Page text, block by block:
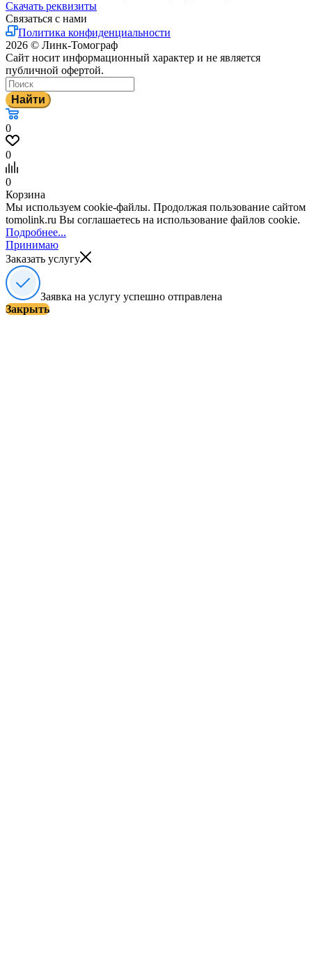
Скачать реквизиты
Связаться с нами
Политика конфиденциальности
2026 © Линк-Томограф
Сайт носит информационный характер и не является
публичной офертой.
Найти
0
0
0
Корзина
Мы используем cookie-файлы. Продолжая пользование сайтом
tomolink.ru Вы соглашаетесь на использование файлов cookie.
Подробнее...
Принимаю
Заказать услугу
Заявка на услугу успешно отправлена
Закрыть